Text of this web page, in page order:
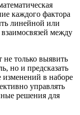
каждого фактора
линейной или
между
не только выявить
но и предсказать
в наборе
управлять
решения для